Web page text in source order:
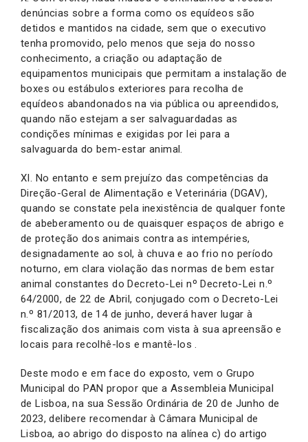
denúncias sobre a forma como os equídeos são
detidos e mantidos na cidade, sem que o executivo
tenha promovido, pelo menos que seja do nosso
conhecimento, a criação ou adaptação de
equipamentos municipais que permitam a instalação de
boxes ou estábulos exteriores para recolha de
equídeos abandonados na via pública ou apreendidos,
quando não estejam a ser salvaguardadas as
condições mínimas e exigidas por lei para a
salvaguarda do bem-estar animal.
XI. No entanto e sem prejuízo das competências da
Direção-Geral de Alimentação e Veterinária (DGAV),
quando se constate pela inexistência de qualquer fonte
de abeberamento ou de quaisquer espaços de abrigo e
de proteção dos animais contra as intempéries,
designadamente ao sol, à chuva e ao frio no período
noturno, em clara violação das normas de bem estar
animal constantes do Decreto-Lei nº Decreto-Lei n.º
64/2000, de 22 de Abril, conjugado com o Decreto-Lei
n.º 81/2013, de 14 de junho, deverá haver lugar à
fiscalização dos animais com vista à sua apreensão e
locais para recolhê-los e mantê-los .
Deste modo e em face do exposto, vem o Grupo
Municipal do PAN propor que a Assembleia Municipal
de Lisboa, na sua Sessão Ordinária de 20 de Junho de
2023, delibere recomendar à Câmara Municipal de
Lisboa, ao abrigo do disposto na alínea c) do artigo